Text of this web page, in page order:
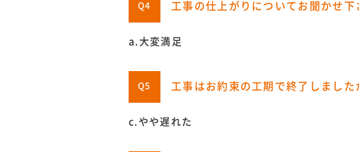
Q4 工事の仕上がりについてお聞かせ下
a.大変満足
Q5 工事はお約束の工期で終了しました
c.やや遅れた